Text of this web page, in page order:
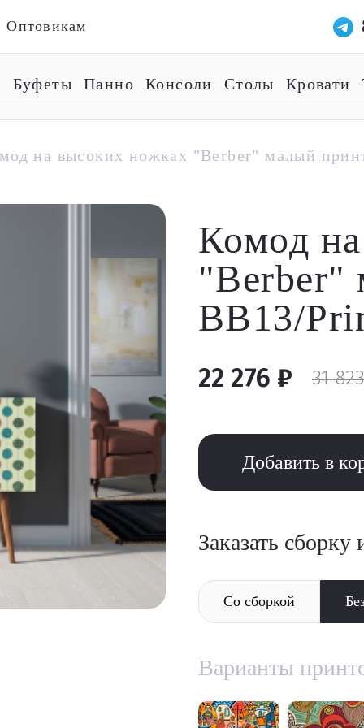
Оптовикам
Буфеты Панно Консоли Столы Кровати
на высоких ножках "Berber" малый
Комод
"Berber"
BB13/
22 276 ₽ 31
Добавить в
Заказать сборку
Со сборкой
Варианты